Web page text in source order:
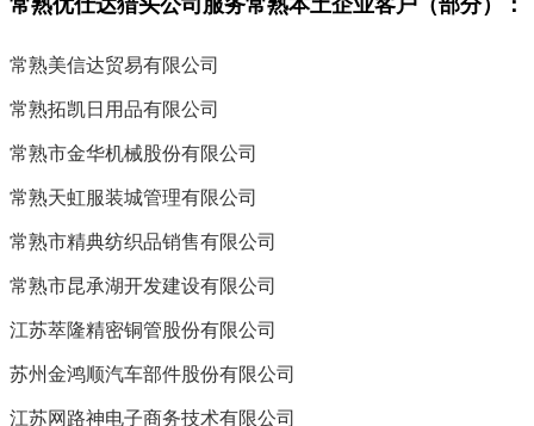
常熟美信达贸易有限公司
常熟拓凯日用品有限公司
常熟市金华机械股份有限公司
常熟天虹服装城管理有限公司
常熟市精典纺织品销售有限公司
常熟市昆承湖开发建设有限公司
江苏萃隆精密铜管股份有限公司
苏州金鸿顺汽车部件股份有限公司
江苏网路神电子商务技术有限公司